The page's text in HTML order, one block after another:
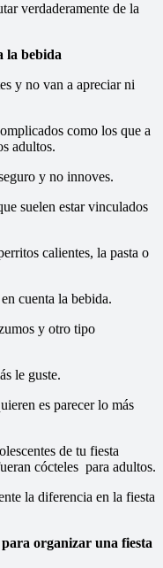
verdaderamente de la
la bebida
y no van a apreciar ni
como los que a
adultos.
y no innoves.
suelen estar vinculados
calientes, la pasta o
cuenta la bebida.
y otro tipo
le guste.
es parecer lo más
de tu fiesta
cócteles para adultos.
la diferencia en la fiesta
organizar una fiesta